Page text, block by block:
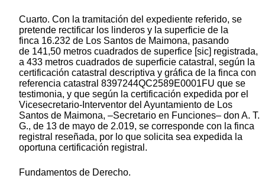
Cuarto. Con la tramitación del expediente referido, se
pretende rectificar los linderos y la superficie de la
finca 16.232 de Los Santos de Maimona, pasando
de 141,50 metros cuadrados de superfice [sic] registrada,
a 433 metros cuadrados de superficie catastral, según la
certificación catastral descriptiva y gráfica de la finca con
referencia catastral 8397244QC2589E0001FU que se
testimonia, y que según la certificación expedida por el
Vicesecretario-Interventor del Ayuntamiento de Los
Santos de Maimona, –Secretario en Funciones– don A. T.
G., de 13 de mayo de 2.019, se corresponde con la finca
registral reseñada, por lo que solicita sea expedida la
oportuna certificación registral.
Fundamentos de Derecho.